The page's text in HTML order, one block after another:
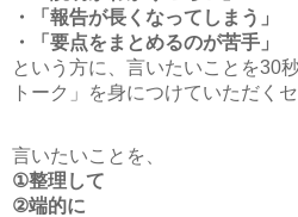
・「報告が長くなってしまう」
・「要点をまとめるのが苦手」
という方に、言いたいことを30
トーク」を身につけていただく
言いたいことを、
①整理して
②端的に